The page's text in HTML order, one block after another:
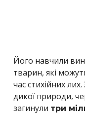
Його навчили
тварин, які
час стихійних
дикої природи,
загинули три